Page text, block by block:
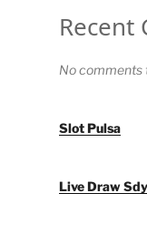
Recent
No comments
Slot Pulsa
Live Draw Sdy